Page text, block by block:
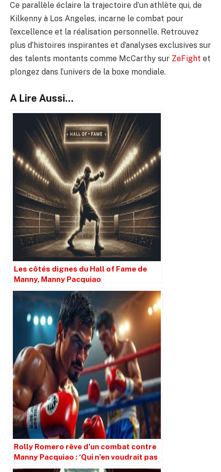
Ce parallèle éclaire la trajectoire d’un athlète qui, de
Kilkenny à Los Angeles, incarne le combat pour
l’excellence et la réalisation personnelle. Retrouvez
plus d’histoires inspirantes et d’analyses exclusives sur
des talents montants comme McCarthy sur ZeFight et
plongez dans l’univers de la boxe mondiale.
A Lire Aussi...
Les côtés dignes du Hall of Fame de
Manny, Manny Pacquiao
Rolly Romero rêve d’un combat contre
Manny Pacquiao : ‘Qui n’en voudrait pas
?